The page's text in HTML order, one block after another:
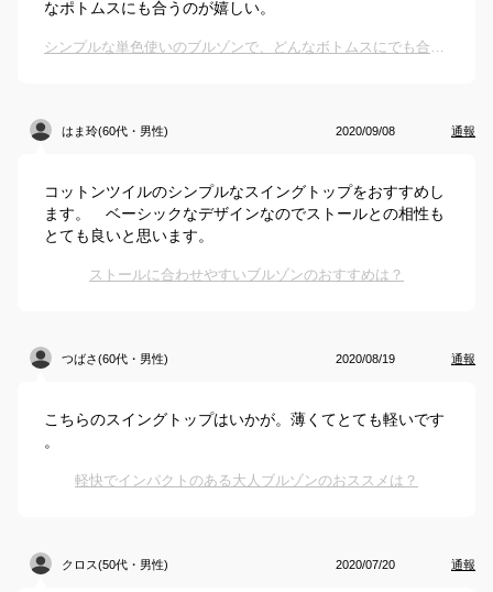
なポトムスにも合うのが嬉しい。
シンプルな単色使いのブルゾンで、どんなボトムスにでも合いそうなものは？
はま玲(60代・男性) 2020/09/08 通報
コットンツイルのシンプルなスイングトップをおすすめし
ます。 ベーシックなデザインなのでストールとの相性も
とても良いと思います。
ストールに合わせやすいブルゾンのおすすめは？
つばさ(60代・男性) 2020/08/19 通報
こちらのスイングトップはいかが。薄くてとても軽いです
。
軽快でインパクトのある大人ブルゾンのおススメは？
クロス(50代・男性) 2020/07/20 通報